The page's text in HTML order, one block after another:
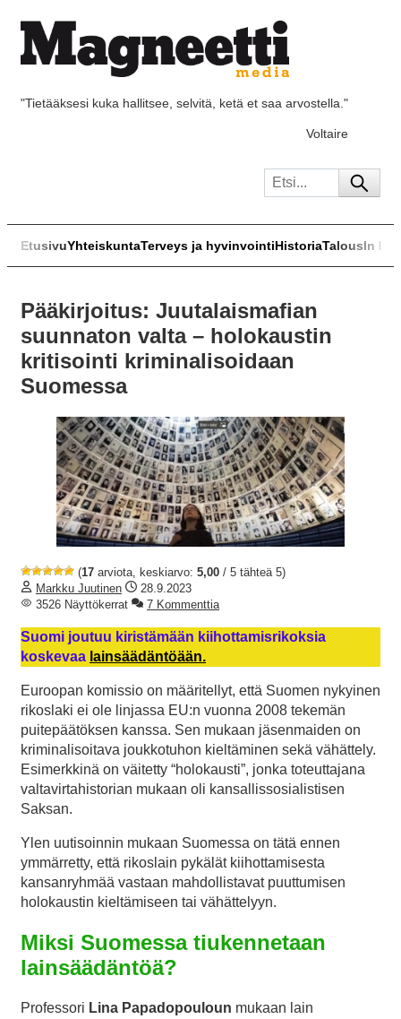
"Tietääksesi kuka hallitsee, selvitä, ketä et saa arvostella."
Voltaire
EtusivuYhteiskuntaTerveys ja hyvinvointiHistoriaTalousIn
Pääkirjoitus: Juutalaismafian
suunnaton valta – holokaustin
kritisointi kriminalisoidaan
Suomessa
(17 arviota, keskiarvo: 5,00 / 5 tähteä 5)
Markku Juutinen
28.9.2023
3526 Näyttökerrat
7 Kommenttia
Suomi joutuu kiristämään kiihottamisrikoksia
koskevaa lainsäädäntöään.
Euroopan komissio on määritellyt, että Suomen nykyinen
rikoslaki ei ole linjassa EU:n vuonna 2008 tekemän
puitepäätöksen kanssa. Sen mukaan jäsenmaiden on
kriminalisoitava joukkotuhon kieltäminen sekä vähättely.
Esimerkkinä on väitetty “holokausti”, jonka toteuttajana
valtavirtahistorian mukaan oli kansallissosialistisen
Saksan.
Ylen uutisoinnin mukaan Suomessa on tätä ennen
ymmärretty, että rikoslain pykälät kiihottamisesta
kansanryhmää vastaan mahdollistavat puuttumisen
holokaustin kieltämiseen tai vähättelyyn.
Miksi Suomessa tiukennetaan
lainsäädäntöä?
Professori Lina Papadopouloun mukaan lain